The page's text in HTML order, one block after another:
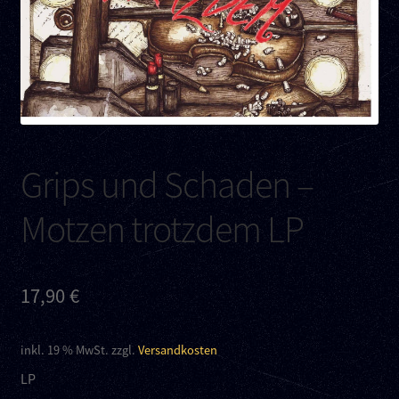
Kontakt
Links
Grips und Schaden –
Motzen trotzdem LP
17,90€
inkl. 19 % MwSt. zzgl. Versandkosten
LP